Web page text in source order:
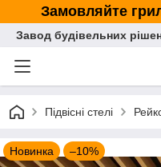
Замовляйте
Завод будівельних
Підвісні стелі
Новинка –10%